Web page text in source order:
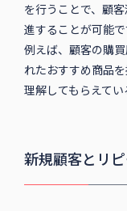
を行うことで、顧
進することが可能で
例えば、顧客の購
れたおすすめ商品
理解してもらえてい
新規顧客とリ